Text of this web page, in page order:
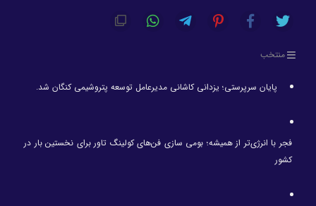
منتخب
پایان سرپرستی؛ یزدانی کاشانی مدیرعامل توسعه پتروشیمی کنگان شد.
فجر با انرژی‌تر از همیشه؛ بومی سازی فن‌های کولینگ تاور برای نخستین بار در
کشور